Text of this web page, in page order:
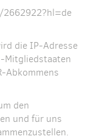
die IP-Adresse
Mitgliedstaaten
Abkommens
den
und für uns